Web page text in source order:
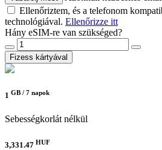
Ellenőriztem, és a telefonom
technológiával. Ellenőrizze itt
Hány eSIM-re van szükséged?
Fizess kártyával
1 GB / 7 napok
Sebességkorlát nélkül
3,331.47 HUF